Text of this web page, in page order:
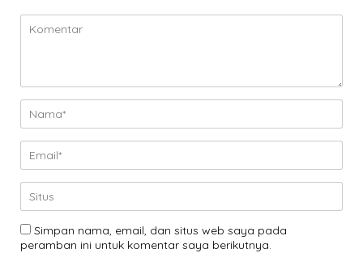
Simpan nama, email, dan situs web saya pada
peramban ini untuk komentar saya berikutnya.